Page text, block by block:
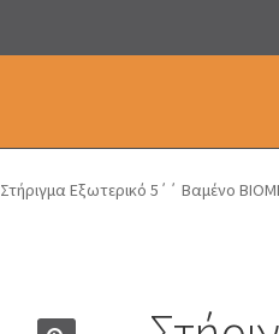
Στήριγμα Εξωτερικό 5΄΄ Βαμένο